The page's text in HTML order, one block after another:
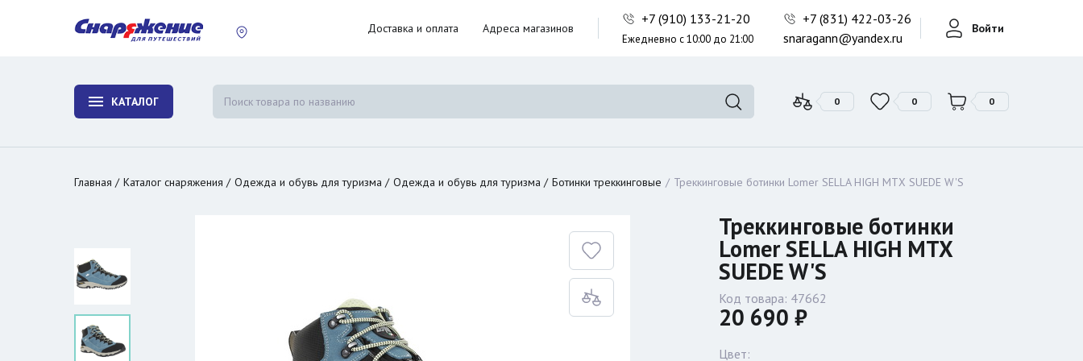
Доставка и оплата Адреса магазинов
+7 (910) 133-21-20
Ежедневно с 10:00 до 21:00
+7 (831) 422-03-26
snaragann@yandex.ru
Войти
КАТАЛОГ 0 0 0
Фонари поисковые
Фонари тактические
Главная Каталог снаряжения Одежда и обувь для туризма Одежда и обувь для туризма Ботинки треккинговые Треккинговые ботинки Lomer SELLA HIGH MTX SUEDE W'S
Треккинговые ботинки
Lomer SELLA HIGH MTX
SUEDE W'S
Код товара: 47662
20 690 ₽
Цвет: